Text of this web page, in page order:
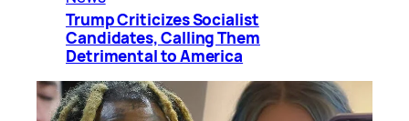
Trump Criticizes Socialist
Candidates, Calling Them
Detrimental to America